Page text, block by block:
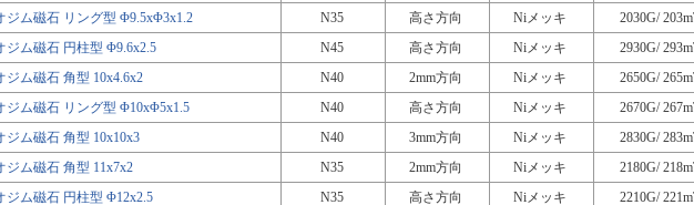
ジム磁石 リング型 Φ9.5xΦ3x1.2 N35 高さ方向 Niメッキ
2030G/
ジム磁石 円柱型 Φ9.6x2.5 N45 高さ方向 Niメッキ
2930G/
ジム磁石 角型 10x4.6x2 N40 2mm方向 Niメッキ
2650G/
ジム磁石 リング型 Φ10xΦ5x1.5 N40 高さ方向 Niメッキ
2670G/
ジム磁石 角型 10x10x3 N40 3mm方向 Niメッキ
2830G/
ジム磁石 角型 11x7x2 N35 2mm方向 Niメッキ
2180G/
ジム磁石 円柱型 Φ12x2.5 N35 高さ方向 Niメッキ
2210G/